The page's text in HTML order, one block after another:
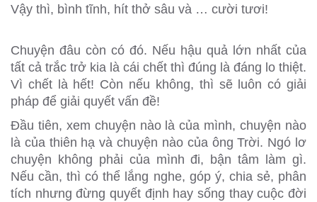
Vậy thì, bình tĩnh, hít thở sâu và … cười tươi!
Chuyện đâu còn có đó. Nếu hậu quả lớn nhất của
tất cả trắc trở kia là cái chết thì đúng là đáng lo thiệt.
Vì chết là hết! Còn nếu không, thì sẽ luôn có giải
pháp để giải quyết vấn đề!
Đầu tiên, xem chuyện nào là của mình, chuyện nào
là của thiên hạ và chuyện nào của ông Trời. Ngó lơ
chuyện không phải của mình đi, bận tâm làm gì.
Nếu cần, thì có thể lắng nghe, góp ý, chia sẻ, phân
tích nhưng đừng quyết định hay sống thay cuộc đời